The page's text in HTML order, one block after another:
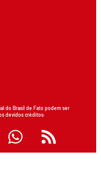
do Brasil de Fato podem ser
devidos créditos.